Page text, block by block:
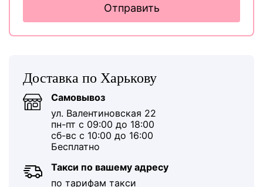
Отправить
Доставка по Харькову
Самовывоз
ул. Валентиновская 22
пн-пт с 09:00 до 18:00
сб-вс с 10:00 до 16:00
Бесплатно
Такси по вашему адресу
по тарифам такси